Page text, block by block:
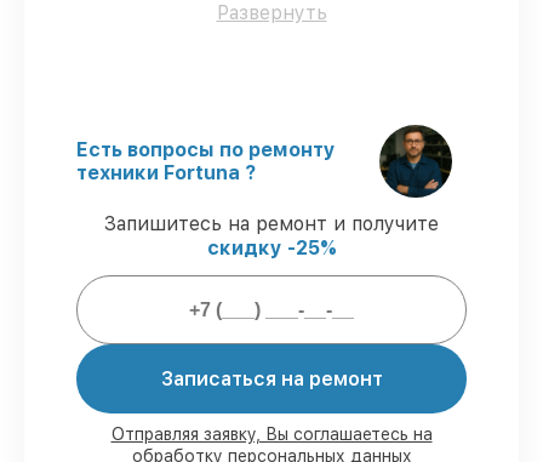
Опытные мастера– проходят строгий
тепловизоров Fortuna в оговоренные
сроки.
Официальная гарантия
– на все услуги
и детали для тепловизоров Fortuna
предоставляется официальное
сопровождение.
Мы гарантируем:
заказов по ремонту исполняются в
присутствии клиента
90%запчастей Fortuna в наличии на
складе в Краснодаре, остальные
Развернуть
Есть вопросы по ремонту
техники Fortuna ?
Запишитесь на ремонт и получите
скидку -25%
Записаться на ремонт
Отправляя заявку, Вы соглашаетесь на
обработку персональных данных